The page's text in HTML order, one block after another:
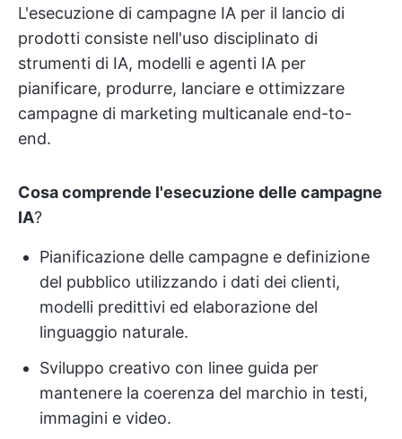
L'esecuzione di campagne IA per il lancio di
prodotti consiste nell'uso disciplinato di
strumenti di IA, modelli e agenti IA per
pianificare, produrre, lanciare e ottimizzare
campagne di marketing multicanale end-to-
end.
Cosa comprende l'esecuzione delle campagne
IA?
Pianificazione delle campagne e definizione
del pubblico utilizzando i dati dei clienti,
modelli predittivi ed elaborazione del
linguaggio naturale.
Sviluppo creativo con linee guida per
mantenere la coerenza del marchio in testi,
immagini e video.